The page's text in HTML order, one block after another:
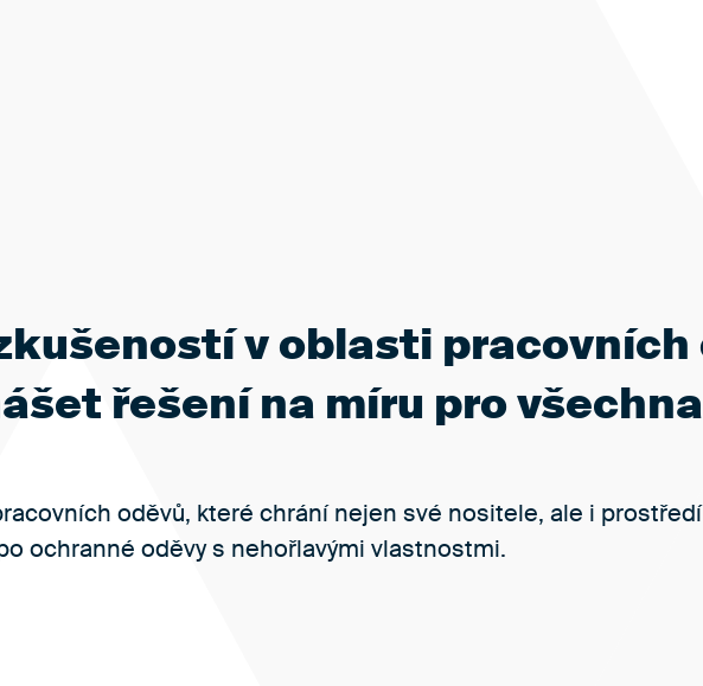
v oblasti pracovních
řešení na míru pro
oděvů, které chrání nejen své nositele, ale i
ochranné oděvy s nehořlavými vlastnostmi.